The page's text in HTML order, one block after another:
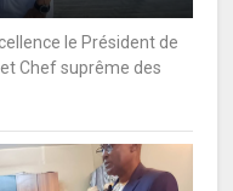
le Président de
Chef suprême des